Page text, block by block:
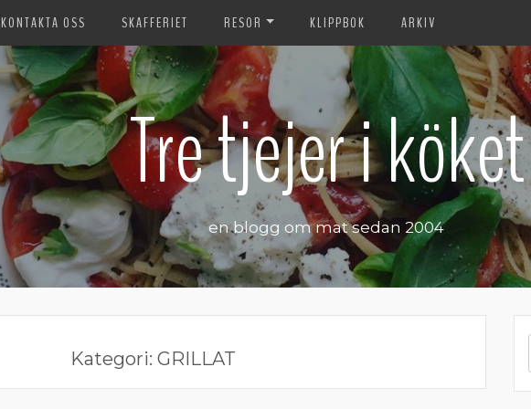
KONTAKTA OSS SKAFFERIET RESOR KLIPPBOK ARKIV
Tre tjejer i köket
en blogg om mat sedan 2004
Kategori: GRILLAT